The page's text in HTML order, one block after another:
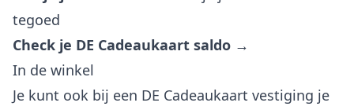
tegoed
Check je DE Cadeaukaart saldo →
In de winkel
Je kunt ook bij een DE Cadeaukaart vestiging je